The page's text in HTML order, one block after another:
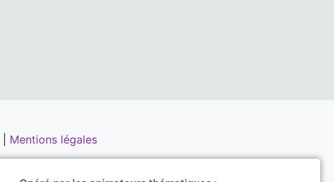
Mentions légales